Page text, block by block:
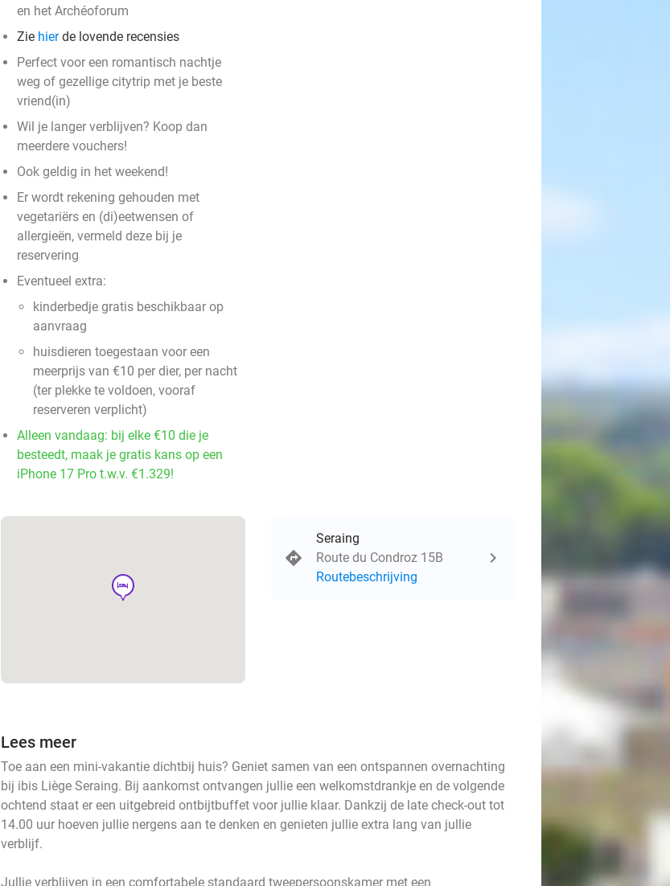
en het Archéoforum
Zie hierde lovende recensies
Perfect voor een romantisch nachtje
weg of gezellige citytrip met je beste
vriend(in)
Wil je langer verblijven? Koop dan
meerdere vouchers!
Ook geldig in het weekend!
Er wordt rekening gehouden met
vegetariërs en (di)eetwensen of
allergieën, vermeld deze bij je
reservering
Eventueel extra:
kinderbedje gratis beschikbaar op
aanvraag
huisdieren toegestaan voor een
meerprijs van €10 per dier, per nacht
(ter plekke te voldoen, vooraf
reserveren verplicht)
Alleen vandaag: bij elke €10 die je
besteedt, maak je gratis kans op een
iPhone 17 Pro t.w.v. €1.329!
hotel
Seraing
Route du Condroz 15B
Routebeschrijving
Lees meer
Toe aan een mini-vakantie dichtbij huis? Geniet samen van een ontspannen overnachting
bij ibis Liège Seraing. Bij aankomst ontvangen jullie een welkomstdrankje en de volgende
ochtend staat er een uitgebreid ontbijtbuffet voor jullie klaar. Dankzij de late check-out tot
14.00 uur hoeven jullie nergens aan te denken en genieten jullie extra lang van jullie
verblijf.
Jullie verblijven in een comfortabele standaard tweepersoonskamer met een